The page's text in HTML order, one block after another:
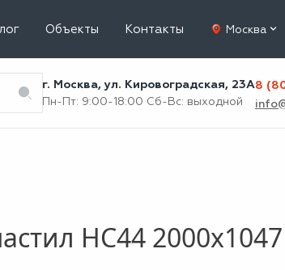
Объекты Контакты Москва
г. Москва, ул. Кировоградская, 23А
Пн-Пт: 9:00-18:00 Сб-Вс: выходной
8
НС44